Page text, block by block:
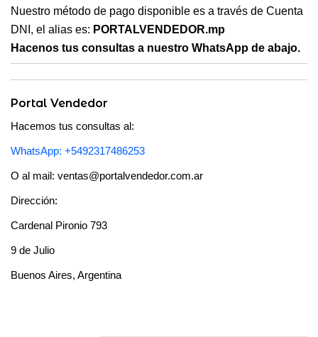
Nuestro método de pago disponible es a través de Cuenta
DNI, el alias es: PORTALVENDEDOR.mp
Hacenos tus consultas a nuestro WhatsApp de abajo.
Portal Vendedor
Hacemos tus consultas al:
WhatsApp: +5492317486253
O al mail: ventas@portalvendedor.com.ar
Dirección:
Cardenal Pironio 793
9 de Julio
Buenos Aires, Argentina